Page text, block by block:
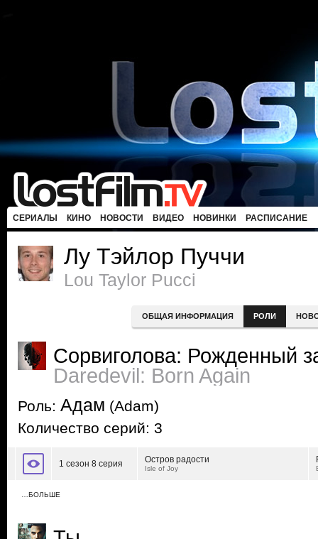
СЕРИАЛЫ КИНО НОВОСТИ ВИДЕО НОВИНКИ РАСПИСАНИЕ
Лу Тэйлор Пуччи
Lou Taylor Pucci
ОБЩАЯ ИНФОРМАЦИЯ РОЛИ
Сорвиголова: Рожденный
Daredevil: Born Again
Роль: Адам (Adam)
Количество серий: 3
1 сезон 8 серия Остров радости
Isle of Joy
…БОЛЬШЕ